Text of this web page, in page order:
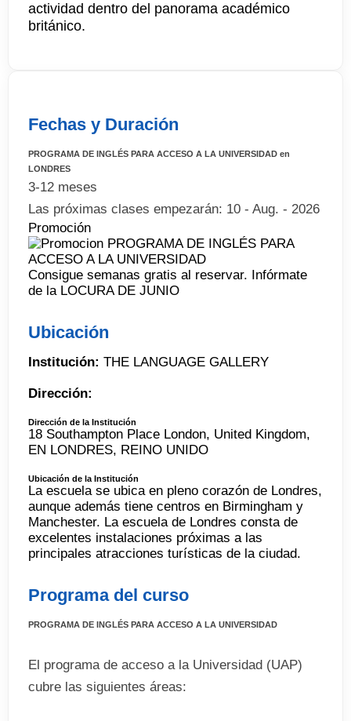
actividad dentro del panorama académico
británico.
Fechas y Duración
PROGRAMA DE INGLÉS PARA ACCESO A LA UNIVERSIDAD en
LONDRES
3-12 meses
Las próximas clases empezarán: 10 - Aug. - 2026
Promoción
Consigue semanas gratis al reservar. Infórmate
de la LOCURA DE JUNIO
Ubicación
Institución: THE LANGUAGE GALLERY
Dirección:
Dirección de la Institución
18 Southampton Place London, United Kingdom,
EN LONDRES, REINO UNIDO
Ubicación de la Institución
La escuela se ubica en pleno corazón de Londres,
aunque además tiene centros en Birmingham y
Manchester. La escuela de Londres consta de
excelentes instalaciones próximas a las
principales atracciones turísticas de la ciudad.
Programa del curso
PROGRAMA DE INGLÉS PARA ACCESO A LA UNIVERSIDAD
El programa de acceso a la Universidad (UAP)
cubre las siguientes áreas: